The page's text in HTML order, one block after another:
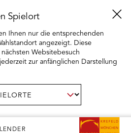
Spielort
Ihnen nur die entsprechenden
angezeigt. Diese
Websitebesuch
zur anfänglichen Darstellung